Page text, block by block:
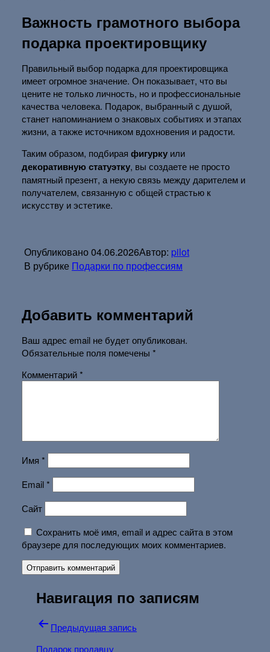
Важность грамотного выбора
подарка проектировщику
Правильный выбор подарка для проектировщика
имеет огромное значение. Он показывает, что вы
цените не только личность, но и профессиональные
качества человека. Подарок, выбранный с душой,
станет напоминанием о знаковых событиях и этапах
жизни, а также источником вдохновения и радости.
Таким образом, подбирая фигурку или
декоративную статуэтку, вы создаете не просто
памятный презент, а некую связь между дарителем и
получателем, связанную с общей страстью к
искусству и эстетике.
Опубликовано04.06.2026Автор: pilot
В рубрике Подарки по профессиям
Добавить комментарий
Ваш адрес email не будет опубликован.
Обязательные поля помечены *
Комментарий*
Имя *
Email*
Сайт
Сохранить моё имя, email и адрес сайта в этом
браузере для последующих моих комментариев.
Навигация по записям
Предыдущая запись
Подарок продавцу